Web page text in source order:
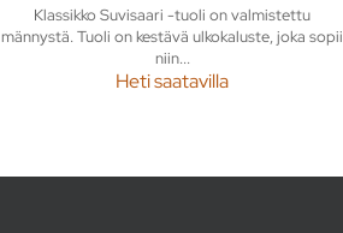
Klassikko Suvisaari -tuoli on valmistettu
männystä. Tuoli on kestävä ulkokaluste, joka sopii
niin...
Heti saatavilla